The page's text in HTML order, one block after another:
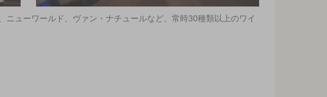
ューワールド、ヴァン・ナチュールなど、常時30種類以上のワイ